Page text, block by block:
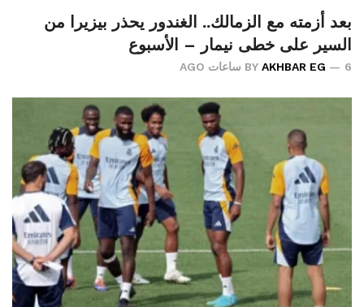
بعد أزمته مع الزمالك.. الغندور يحذر بيزيرا من
السير على خطى نيمار – الأسبوع
BY AKHBAR EG 6 ساعات AGO